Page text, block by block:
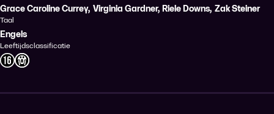
Grace Caroline Currey, Virginia Gardner, Riele Downs, Zak Steiner
Taal
Engels
Leeftijdsclassificatie